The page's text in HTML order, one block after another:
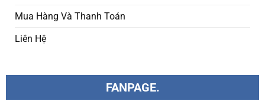
Mua Hàng Và Thanh Toán
Liên Hệ
FANPAGE.